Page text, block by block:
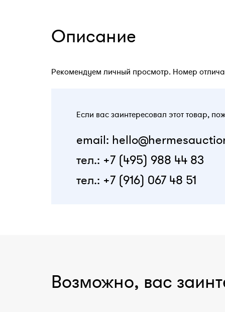
Описание
Рекомендуем личный просмотр. Номер
Если вас заинтересовал этот товар,
email:
тел.: +7 (495) 988 44 83
тел.: +7 (916) 067 48 51
Возможно, вас